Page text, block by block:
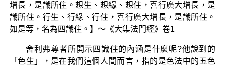
增長，是識所住。想生、想緣、想住，喜行廣大增長，是
識所住。行生、行緣、行住，喜行廣大增長，是識所住。
如是等，名為四識住。】～《大集法門經》卷1
舍利弗尊者所開示四識住的內涵是什麼呢?他說到的
「色生」，是在我們這個人間而言，指的是色法中的五色